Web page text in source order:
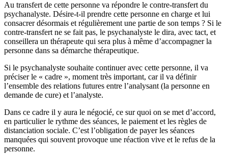
Au transfert de cette personne va répondre le contre-transfert du
psychanalyste. Désire-t-il prendre cette personne en charge et lui
consacrer désormais et régulièrement une partie de son temps ? Si le
contre-transfert ne se fait pas, le psychanalyste le dira, avec tact, et
conseillera un thérapeute qui sera plus à même d’accompagner la
personne dans sa démarche thérapeutique.
Si le psychanalyste souhaite continuer avec cette personne, il va
préciser le « cadre », moment très important, car il va définir
l’ensemble des relations futures entre l’analysant (la personne en
demande de cure) et l’analyste.
Dans ce cadre il y aura le négocié, ce sur quoi on se met d’accord,
en particulier le rythme des séances, le paiement et les règles de
distanciation sociale. C’est l’obligation de payer les séances
manquées qui souvent provoque une réaction vive et le refus de la
personne.